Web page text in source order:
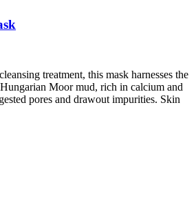
treatment, this mask harnesses the
Moor mud, rich in calcium and
pores and drawout impurities. Skin